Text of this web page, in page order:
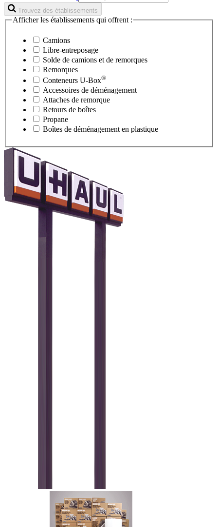
Trouvez des établissements
Afficher les établissements qui offrent :
Camions
Libre-entreposage
Solde de camions et de remorques
Remorques
Conteneurs U-Box®
Accessoires de déménagement
Attaches de remorque
Retours de boîtes
Propane
Boîtes de déménagement en plastique